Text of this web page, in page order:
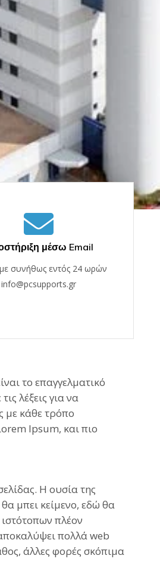
μέσω Email
συνήθως εντός 24 ωρών
info@pcsupports.gr
το επαγγελματικό
λέξεις για να
με κάθε τρόπο
Ipsum, και πιο
Η ουσία της
μπει κείμενο, εδώ θα
ιστότοπων πλέον
πολλά web
άλλες φορές σκόπιμα